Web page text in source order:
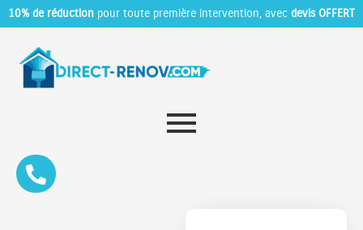
10% de réduction pour toute première intervention, avec devis OFFERT